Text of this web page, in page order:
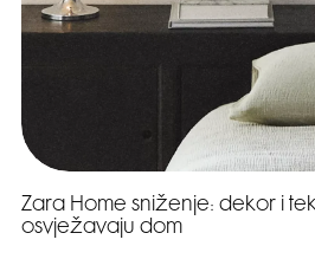
Zara Home sniženje: dekor i
osvježavaju dom